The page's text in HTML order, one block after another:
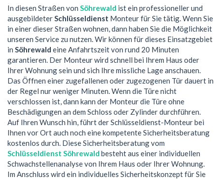
In diesen Straßen von Söhrewald ist ein professioneller und
ausgebildeterSchlüsseldienst Monteur für Sie tätig. Wenn Sie
in einer dieser Straßen wohnen, dann haben Sie die Möglichkeit
unseren Service zu nutzen. Wir können für dieses Einsatzgebiet
in Söhrewald eine Anfahrtszeit von rund 20 Minuten
garantieren. Der Monteur wird schnell bei Ihrem Haus oder
Ihrer Wohnung sein und sich Ihre missliche Lage anschauen.
Das Öffnen einer zugefallenen oder zugezogenen Tür dauert in
der Regel nur weniger Minuten. Wenn die Türe nicht
verschlossen ist, dann kann der Monteur die Türe ohne
Beschädigungen an dem Schloss oder Zylinder durchführen.
Auf Ihren Wunsch hin, führt der Schlüsseldienst-Monteur bei
Ihnen vor Ort auch noch eine kompetente Sicherheitsberatung
kostenlos durch. Diese Sicherheitsberatung vom
Schlüsseldienst Söhrewald besteht aus einer individuellen
Schwachstellenanalyse von Ihrem Haus oder Ihrer Wohnung.
Im Anschluss wird ein individuelles Sicherheitskonzept für Sie